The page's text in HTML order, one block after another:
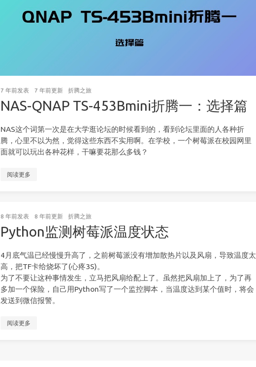
7 年前发表 7 年前更新 折腾之旅
NAS-QNAP TS-453Bmini折腾一：选择篇
NAS这个词第一次是在大学逛论坛的时候看到的，看到论坛里面的人各种折
腾，心里不以为然，觉得这些东西不实用啊。在学校，一个树莓派在校园网里
面就可以玩出各种花样，干嘛要花那么多钱？
阅读更多
8 年前发表 8 年前更新 折腾之旅
Python监测树莓派温度状态
4月底气温已经慢慢升高了，之前树莓派没有增加散热片以及风扇，导致温度太
高，把TF卡给烧坏了(心疼3S)。
为了不要让这种事情发生，立马把风扇给配上了。虽然把风扇加上了，为了再
多加一个保险，自己用Python写了一个监控脚本，当温度达到某个值时，将会
发送到微信报警。
阅读更多